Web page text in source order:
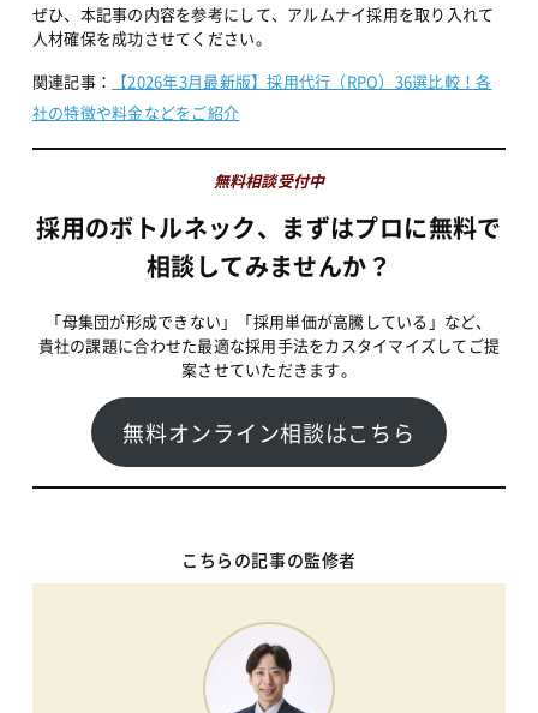
ぜひ、本記事の内容を参考にして、アルムナイ採用を取り入れて
人材確保を成功させてください。
関連記事：
【2026年3月最新版】採用代行（RPO）36選比較！各
社の特徴や料金などをご紹介
無料相談受付中
採用のボトルネック、まずはプロに無料で
相談してみませんか？
「母集団が形成できない」「採用単価が高騰している」など、
貴社の課題に合わせた最適な採用手法をカスタイマイズしてご提
案させていただきます。
無料オンライン相談はこちら
こちらの記事の監修者